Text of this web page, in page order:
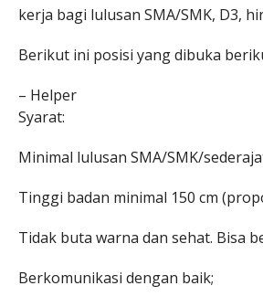
kerja bagi lulusan SMA/SMK, D3,
Berikut ini posisi yang dibuka
– Helper
Syarat:
Minimal lulusan SMA/SMK/
Tinggi badan minimal 150 cm
Tidak buta warna dan sehat. Bisa
Berkomunikasi dengan baik;